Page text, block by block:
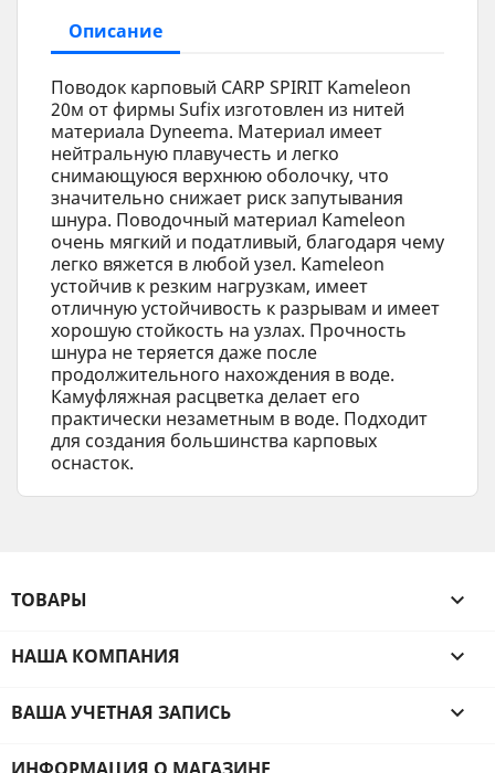
Описание
Поводок карповый CARP SPIRIT Kameleon
20м от фирмы Sufix изготовлен из нитей
материала Dyneema. Материал имеет
нейтральную плавучесть и легко
снимающуюся верхнюю оболочку, что
значительно снижает риск запутывания
шнура. Поводочный материал Kameleon
очень мягкий и податливый, благодаря чему
легко вяжется в любой узел. Kameleon
устойчив к резким нагрузкам, имеет
отличную устойчивость к разрывам и имеет
хорошую стойкость на узлах. Прочность
шнура не теряется даже после
продолжительного нахождения в воде.
Камуфляжная расцветка делает его
практически незаметным в воде. Подходит
для создания большинства карповых
оснасток.
ТОВАРЫ 
НАША КОМПАНИЯ 
ВАША УЧЕТНАЯ ЗАПИСЬ 